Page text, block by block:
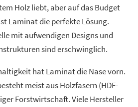
Holz liebt, aber auf das Budget
Laminat die perfekte Lösung.
mit aufwendigen Designs und
sind erschwinglich.
hat Laminat die Nase vorn.
meist aus Holzfasern (HDF-
Forstwirtschaft. Viele Hersteller